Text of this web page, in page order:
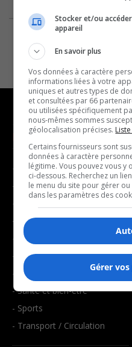
NOUVELLES
- Affaires municipales
- Communauté / Social
- Culture
- Économie
- Éducation
- Environnement
- Faits divers
- Santé et bien-être
- Sports
- Transport / Circulation
Stocker et/ou
appareil
En savoir plus
Vos données à caractère
informations liées à votre
uniques et autres types de
et consultées par 66
ou utilisées spécifiquement
nous-mêmes sommes
géolocalisation précises.
Certains fournisseurs sont
données à caractère
légitime. Vous pouvez vous
ci-dessous. Recherchez un
le menu du site pour gérer
dans les paramètres des
Gérer